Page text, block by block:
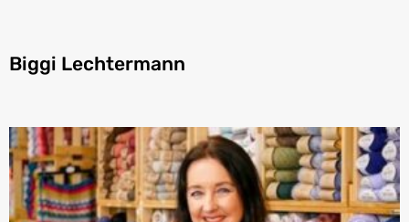
Biggi Lechtermann